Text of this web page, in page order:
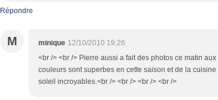
Répondre
M minique 12/10/2010 19:26
<br /> <br /> Pierre aussi a fait des photos ce matin
couleurs sont superbes en cette saison et de la
soleil incroyables.<br /> <br /> <br /> <br />